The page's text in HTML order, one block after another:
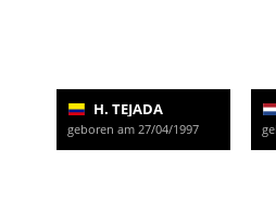
H. TEJADA
geboren am 27/04/1997